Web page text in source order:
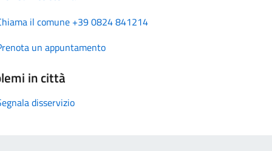
il comune +39 0824 841214
un appuntamento
in città
disservizio